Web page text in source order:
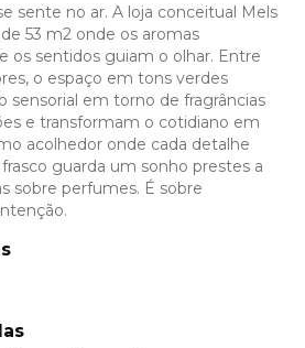
sente no ar. A loja conceitual Mels
53 m2 onde os aromas
os sentidos guiam o olhar. Entre
o espaço em tons verdes
sensorial em torno de fragrâncias
e transformam o cotidiano em
acolhedor onde cada detalhe
guarda um sonho prestes a
sobre perfumes. É sobre